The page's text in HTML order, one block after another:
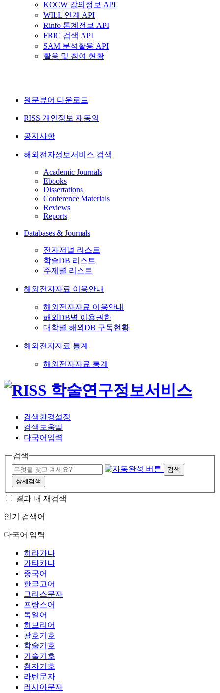
KOCW 강의정보 API
WILL 연계 API
Rinfo 통계정보 API
FRIC 검색 API
SAM 분석활용 API
활용 및 참여 현황
원문뷰어 다운로드
RISS 개인정보 재동의
공지사항
해외전자정보서비스 검색
Academic Journals
Ebooks
Dissertations
Conference Materials
Reviews
Reports
Databases & Journals
전자저널 리스트
학술DB 리스트
주제별 리스트
해외전자자료 이용안내
해외전자자료 이용안내
해외DB별 이용권한
대학별 해외DB 구독현황
해외전자자료 통계
해외전자자료 통계
검색환경설정
검색도움말
다국어입력
검색
검색
상세검색
결과 내 재검색
인기 검색어
다국어 입력
히라가나
가타카나
중국어
한글고어
그리스문자
프랑스어
독일어
히브리어
괄호기호
학술기호
기술기호
첨자기호
라틴문자
러시아문자